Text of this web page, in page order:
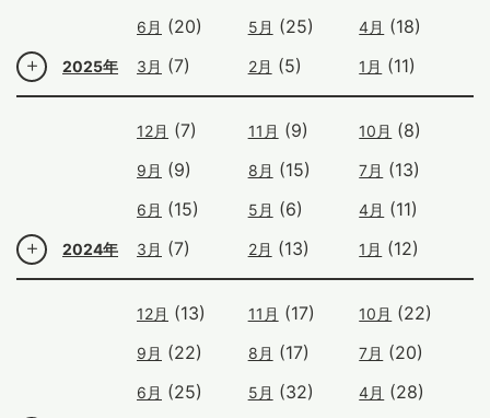
2025年
6月 (20) 5月 (25) 4月 (18)
3月 (7) 2月 (5) 1月 (11)
2024年
12月 (7) 11月 (9) 10月 (8)
9月 (9) 8月 (15) 7月 (13)
6月 (15) 5月 (6) 4月 (11)
3月 (7) 2月 (13) 1月 (12)
12月 (13) 11月 (17) 10月 (22)
9月 (22) 8月 (17) 7月 (20)
6月 (25) 5月 (32) 4月 (28)